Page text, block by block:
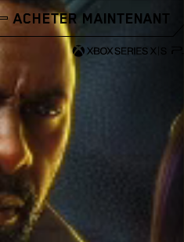
ACHETER MAINTENANT